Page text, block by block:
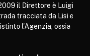
il Direttore è Luigi
tracciata da Lisi e
l’Agenzia, ossia